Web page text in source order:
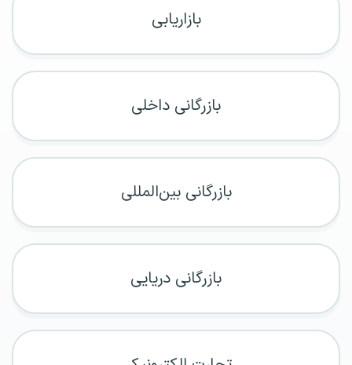
بازاریابی
بازرگانی داخلی
بازرگانی بین‌المللی
بازرگانی دریایی